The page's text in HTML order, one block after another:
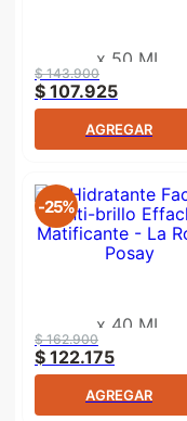
x 50 ML
$ 143.900
$ 107.925
AGREGAR
-25%
x 40 ML
$ 162.900
$ 122.175
AGREGAR